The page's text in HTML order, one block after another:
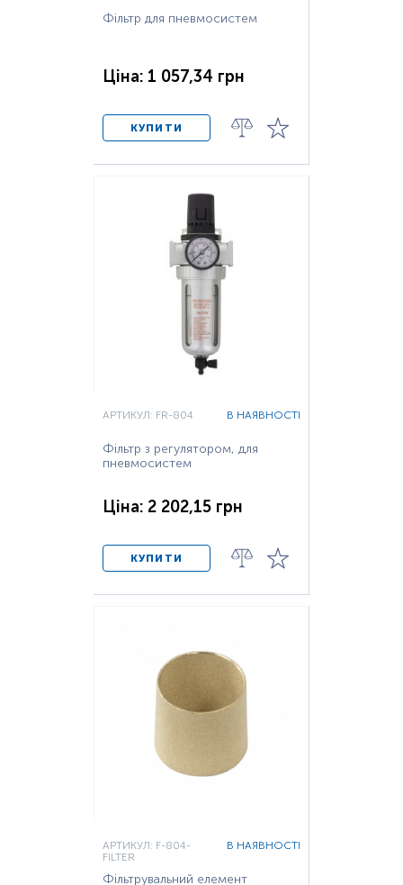
Фільтр для пневмосистем
Ціна: 1 057,34 грн
КУПИТИ
АРТИКУЛ: FR-804 В НАЯВНОСТІ
Фільтр з регулятором, для
пневмосистем
Ціна: 2 202,15 грн
КУПИТИ
АРТИКУЛ: F-804-
FILTER
В НАЯВНОСТІ
Фільтрувальний елемент